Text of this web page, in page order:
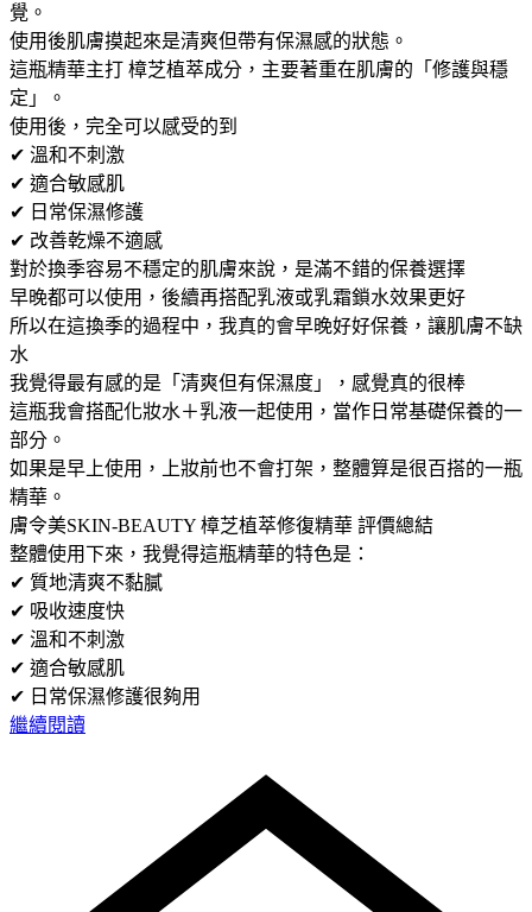
覺。
使用後肌膚摸起來是清爽但帶有保濕感的狀態。
這瓶精華主打 樟芝植萃成分，主要著重在肌膚的「修護與穩
定」。
使用後，完全可以感受的到
✔ 溫和不刺激
✔ 適合敏感肌
✔ 日常保濕修護
✔ 改善乾燥不適感
對於換季容易不穩定的肌膚來說，是滿不錯的保養選擇
早晚都可以使用，後續再搭配乳液或乳霜鎖水效果更好
所以在這換季的過程中，我真的會早晚好好保養，讓肌膚不缺
水
我覺得最有感的是「清爽但有保濕度」，感覺真的很棒
這瓶我會搭配化妝水＋乳液一起使用，當作日常基礎保養的一
部分。
如果是早上使用，上妝前也不會打架，整體算是很百搭的一瓶
精華。
膚令美SKIN-BEAUTY 樟芝植萃修復精華 評價總結
整體使用下來，我覺得這瓶精華的特色是：
✔ 質地清爽不黏膩
✔ 吸收速度快
✔ 溫和不刺激
✔ 適合敏感肌
✔ 日常保濕修護很夠用
繼續閱讀